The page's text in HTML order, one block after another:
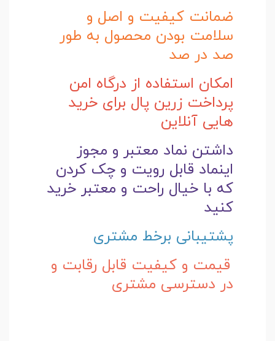
ضمانت کیفیت و اصل و
سلامت بودن محصول به طور
صد در صد
امکان استفاده از درگاه امن
پرداخت زرین پال برای خرید
هایی آنلاین
داشتن نماد معتبر و مجوز
اینماد قابل رویت و چک کردن
که با خیال راحت و معتبر خرید
کنید
پشتیبانی برخط مشتری
قیمت و کیفیت قابل رقابت و
در دسترسی مشتری